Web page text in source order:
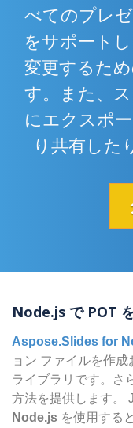
べてのプレ
をサポート
変更するた
す。また、
にエクスポ
り共有した
Node.js で POT
Aspose.Slides for
ョン ファイルを作
ライブラリです。さ
方法を提供します。
Node.js を使用する